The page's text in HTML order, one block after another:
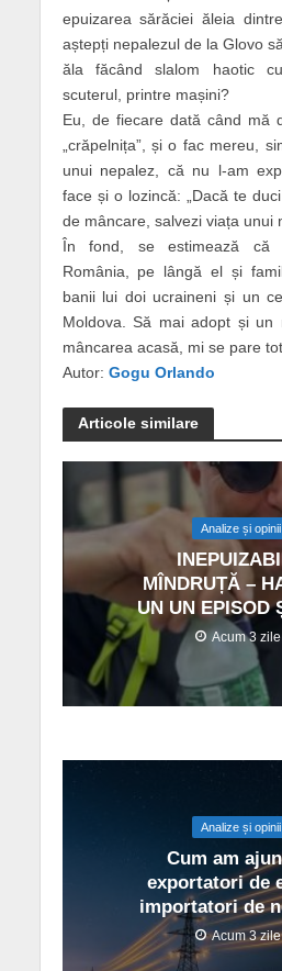
epuizarea sărăciei ăleia
aștepți nepalezul de la Glovo
ăla făcând slalom haotic
scuterul, printre mașini?
Eu, de fiecare dată când mă
„crăpelnița”, și o fac mereu,
unui nepalez, că nu l-am
face și o lozincă: „Dacă te
de mâncare, salvezi viața unui
În fond, se estimează că
România, pe lângă el și
banii lui doi ucraineni și un
Moldova. Să mai adopt și un
mâncarea acasă, mi se pare
Autor: Gogu Orlando
Articole similare
Analize și opinii
MÎNDRUȚĂ –
UN UN EPISOD
Acum 3 zile
Analize și opinii
Cum am
exportatori de
importatori de
Acum 3 zile